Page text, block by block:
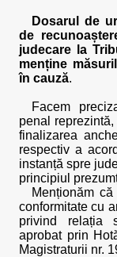
Dosarul de
de
judecare la
menține
în cauză.
Facem
penal
finalizarea
respectiv a
instanță spre
principiul
Menționăm
conformitate cu
privind relația
aprobat prin
Magistraturii nr.